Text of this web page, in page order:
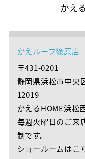
かえ
かえルーフ篠原店
〒431-0201
静岡県浜松市中央
12019
かえるHOME浜松
毎週火曜日のご来
制です。
ショールームはこ